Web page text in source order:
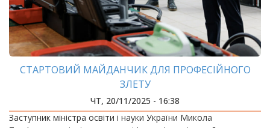
СТАРТОВИЙ МАЙДАНЧИК ДЛЯ ПРОФЕСІЙНОГО
ЗЛЕТУ
ЧТ, 20/11/2025 - 16:38
Заступник міністра освіти і науки України Микола